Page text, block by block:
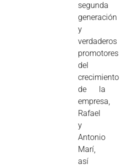
segunda
generación
y
verdaderos
promotores
del
crecimiento
de la
empresa,
Rafael
y
Antonio
Marí,
así